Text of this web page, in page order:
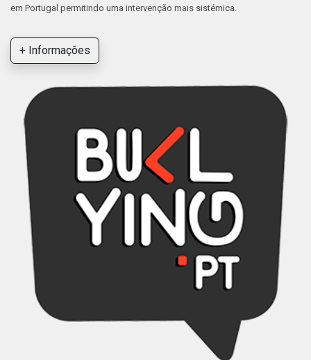
em Portugal permitindo uma intervenção mais sistémica.
+ Informações